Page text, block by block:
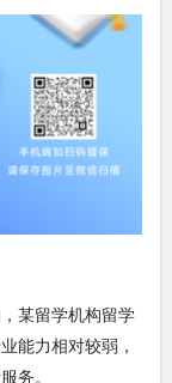
某留学机构留学
能力相对较弱，
务。